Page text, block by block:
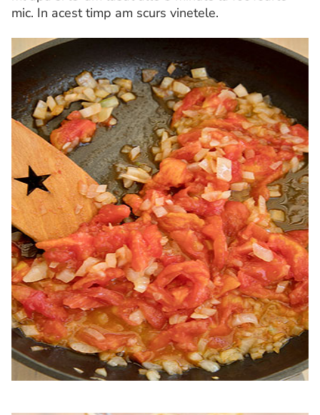
mic. In acest timp am scurs vinetele.